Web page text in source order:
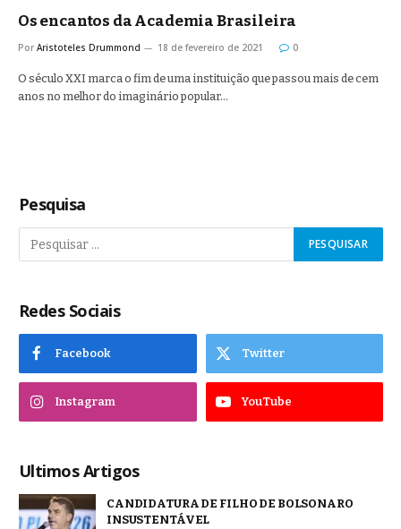
Os encantos da Academia Brasileira
Por Aristoteles Drummond 18 de fevereiro de 2021 0
O século XXI marca o fim de uma instituição que passou mais de cem
anos no melhor do imaginário popular…
Pesquisa
Redes Sociais
Facebook Twitter
Instagram YouTube
Ultimos Artigos
CANDIDATURA DE FILHO DE BOLSONARO
INSUSTENTÁVEL